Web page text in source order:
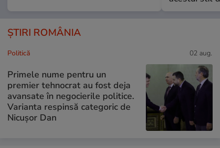
ȘTIRI ROMÂNIA
Politică 02 aug.
Primele nume pentru un
premier tehnocrat au fost deja
avansate în negocierile politice.
Varianta respinsă categoric de
Nicușor Dan